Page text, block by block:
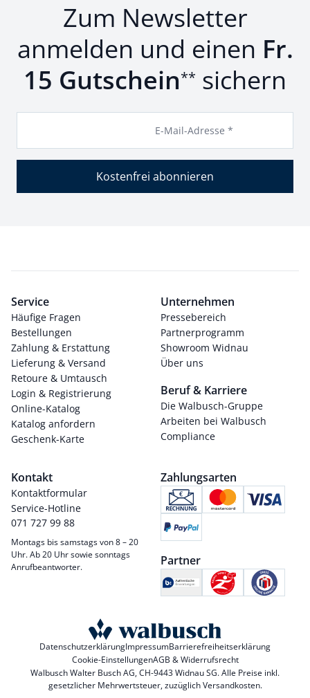
Zum Newsletter
anmelden und einen Fr.
15 Gutschein** sichern
E-Mail-Adresse *
Kostenfrei abonnieren
Service
Häufige Fragen
Bestellungen
Zahlung & Erstattung
Lieferung & Versand
Retoure & Umtausch
Login & Registrierung
Online-Katalog
Katalog anfordern
Geschenk-Karte
Unternehmen
Pressebereich
Partnerprogramm
Showroom Widnau
Über uns
Beruf & Karriere
Die Walbusch-Gruppe
Arbeiten bei Walbusch
Compliance
Kontakt
Kontaktformular
Service-Hotline
071 727 99 88
Montags bis samstags von 8 – 20
Uhr. Ab 20 Uhr sowie sonntags
Anrufbeantworter.
Zahlungsarten
Partner
DatenschutzerklärungImpressumBarrierefreiheitserklärung
Cookie-EinstellungenAGB & Widerrufsrecht
Walbusch Walter Busch AG, CH-9443 Widnau SG. Alle Preise inkl.
gesetzlicher Mehrwertsteuer, zuzüglichVersandkosten.